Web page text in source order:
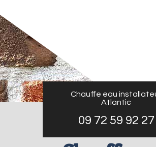
Chauffe eau
Atlantic
09 72 59 92 27